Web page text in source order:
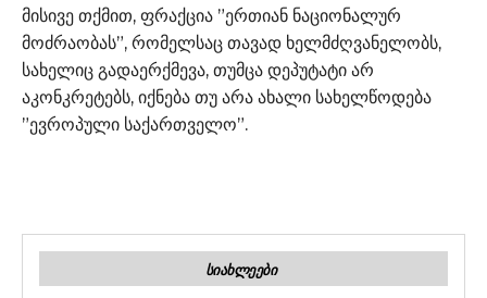
მისივე თქმით, ფრაქცია ”ერთიან ნაციონალურ
მოძრაობას”, რომელსაც თავად ხელმძღვანელობს,
სახელიც გადაერქმევა, თუმცა დეპუტატი არ
აკონკრეტებს, იქნება თუ არა ახალი სახელწოდება
”ევროპული საქართველო”.
ᲡᲘᲐᲮᲚᲔᲔᲑᲘ